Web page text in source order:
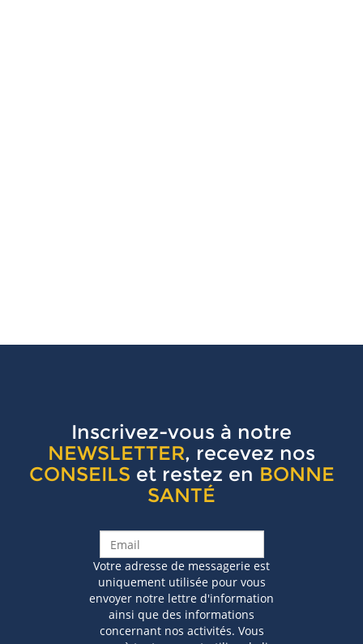
Inscrivez-vous à notre
NEWSLETTER, recevez nos
CONSEILS et restez en BONNE
SANTÉ
Votre adresse de messagerie est
uniquement utilisée pour vous
envoyer notre lettre d'information
ainsi que des informations
concernant nos activités. Vous